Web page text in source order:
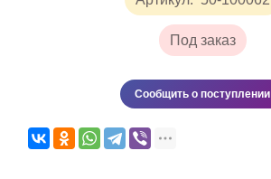
Под заказ
Сообщить о поступлении